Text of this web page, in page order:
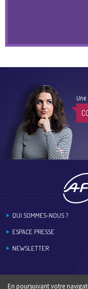
QUI SOMMES-NOUS ?
ESPACE PRESSE
NEWSLETTER
En poursuivant votre